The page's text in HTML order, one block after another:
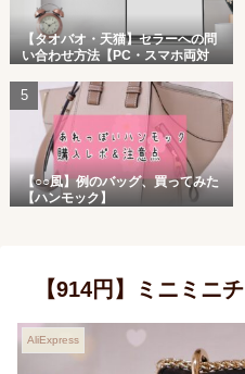
【タオバオ・天猫】セラーへの問
い合わせ方法【PC・スマホ両対
【○○風】例のバッグ、買ってみた
【ハンモック】
【914円】ミニミニ
AliExpress